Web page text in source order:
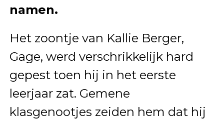
namen.
Het zoontje van Kallie Berger,
Gage, werd verschrikkelijk hard
gepest toen hij in het eerste
leerjaar zat. Gemene
klasgenootjes zeiden hem dat hij